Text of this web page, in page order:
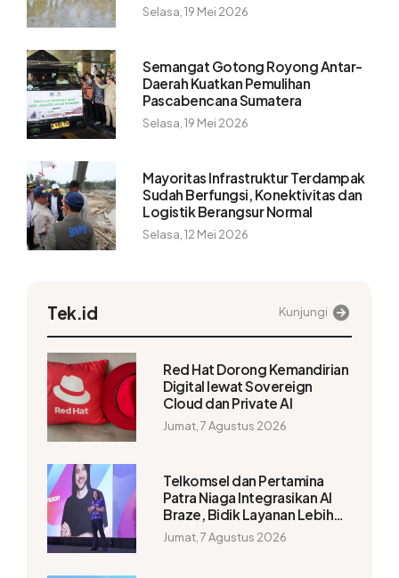
Selasa, 19 Mei 2026
Semangat Gotong Royong Antar-
Daerah Kuatkan Pemulihan
Pascabencana Sumatera
Selasa, 19 Mei 2026
Mayoritas Infrastruktur Terdampak
Sudah Berfungsi, Konektivitas dan
Logistik Berangsur Normal
Selasa, 12 Mei 2026
Tek.id Kunjungi
Red Hat Dorong Kemandirian
Digital lewat Sovereign
Cloud dan Private AI
Jumat, 7 Agustus 2026
Telkomsel dan Pertamina
Patra Niaga Integrasikan AI
Braze, Bidik Layanan Lebih
Personal
Jumat, 7 Agustus 2026